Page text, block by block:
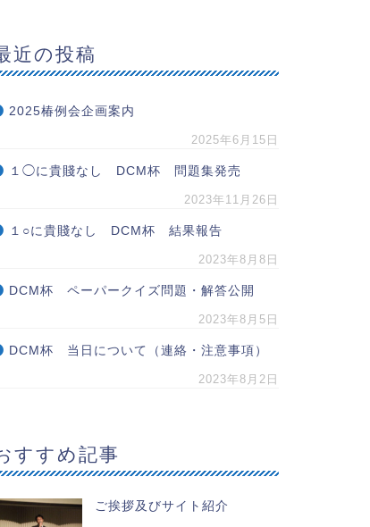
近の投稿
2025椿例会企画案内
2025年6月15日
１◯に貴賤なし DCM杯 問題集発売
2023年11月26日
１○に貴賤なし DCM杯 結果報告
2023年8月8日
DCM杯 ペーパークイズ問題・解答公開
2023年8月5日
DCM杯 当日について（連絡・注意事項）
2023年8月2日
すすめ記事
ご挨拶及びサイト紹介